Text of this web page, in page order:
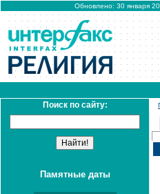
Обновлено: 30 января
Поиск по сайту:
Памятные даты